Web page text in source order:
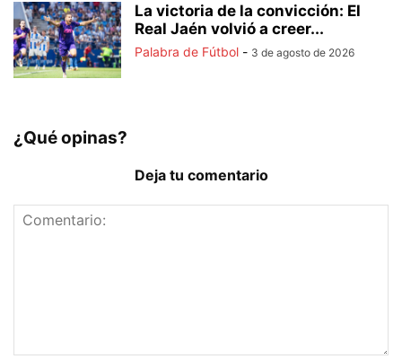
La victoria de la convicción: El
Real Jaén volvió a creer...
Palabra de Fútbol - 3 de agosto de 2026
¿Qué opinas?
Deja tu comentario